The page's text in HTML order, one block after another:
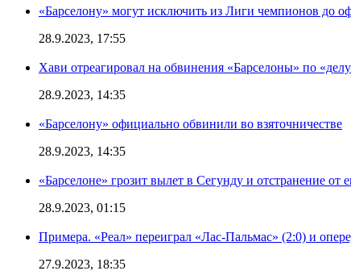
«Барселону» могут исключить из Лиги чемпионов до
28.9.2023, 17:55
Хави отреагировал на обвинения «Барселоны» по
28.9.2023, 14:35
«Барселону» официально обвинили во взяточничестве
28.9.2023, 14:35
«Барселоне» грозит вылет в Сегунду и отстранение от
28.9.2023, 01:15
Примера. «Реал» переиграл «Лас-Пальмас» (2:0) и
27.9.2023, 18:35